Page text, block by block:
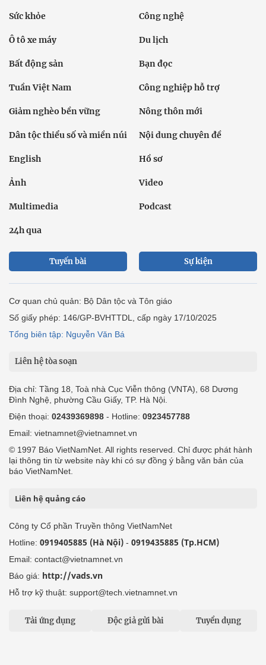
Sức khỏe Công nghệ
Ô tô xe máy Du lịch
Bất động sản Bạn đọc
Tuần Việt Nam Công nghiệp hỗ trợ
Giảm nghèo bền vững Nông thôn mới
Dân tộc thiểu số và miền núi Nội dung chuyên đề
English Hồ sơ
Ảnh Video
Multimedia Podcast
24h qua
Tuyến bài Sự kiện
Cơ quan chủ quản: Bộ Dân tộc và Tôn giáo
Số giấy phép: 146/GP-BVHTTDL, cấp ngày 17/10/2025
Tổng biên tập: Nguyễn Văn Bá
Liên hệ tòa soạn
Địa chỉ: Tầng 18, Toà nhà Cục Viễn thông (VNTA), 68 Dương
Đình Nghệ, phường Cầu Giấy, TP. Hà Nội.
Điện thoại: 02439369898 - Hotline: 0923457788
Email: vietnamnet@vietnamnet.vn
© 1997 Báo VietNamNet. All rights reserved. Chỉ được phát hành
lại thông tin từ website này khi có sự đồng ý bằng văn bản của
báo VietNamNet.
Liên hệ quảng cáo
Công ty Cổ phần Truyền thông VietNamNet
Hotline: 0919405885 (Hà Nội) - 0919435885 (Tp.HCM)
Email: contact@vietnamnet.vn
Báo giá: http://vads.vn
Hỗ trợ kỹ thuật: support@tech.vietnamnet.vn
Tải ứng dụng Độc giả gửi bài Tuyển dụng